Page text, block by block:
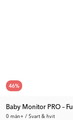
46%
Baby Monitor PRO –
0 mån+ / Svart & hvit